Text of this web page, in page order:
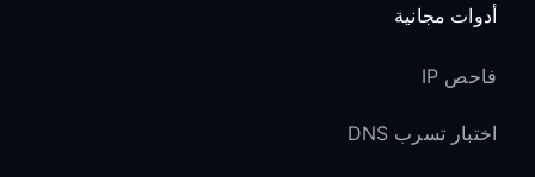
أدوات مجانية
فاحص IP
اختبار تسرب DNS